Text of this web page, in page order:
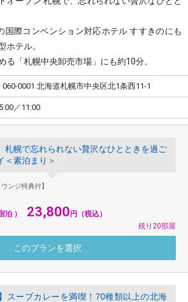
国際コンベンション対応ホテル すすきのにも
ホテル。
る「札幌中央卸売市場」にも約10分。
060-0001 北海道札幌市中央区北1条西11-1
／11:00
札幌で忘れられない贅沢なひとときを過ご
＜素泊まり＞
ンジ特典付】
泊 ） 23,800円（税込）
残り20部屋
スープカレーを満喫！70種類以上の北海